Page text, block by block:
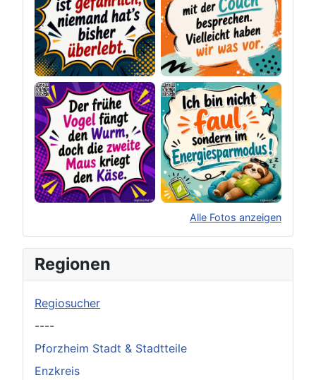
Alle Fotos anzeigen
Original herunterladen
Regionen
Regiosucher
----
Pforzheim Stadt & Stadtteile
Enzkreis